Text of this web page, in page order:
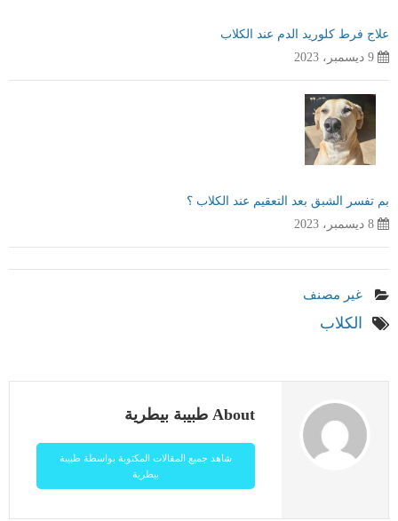
علاج فرط كلوريد الدم عند الكلاب
9 ديسمبر، 2023
بم تفسر الشبق بعد التعقيم عند الكلاب ؟
8 ديسمبر، 2023
غير مصنف
الكلاب
About طبيبة بيطرية
شاهد جميع المقالات المكتوبة بواسطة طبيبة
بيطرية